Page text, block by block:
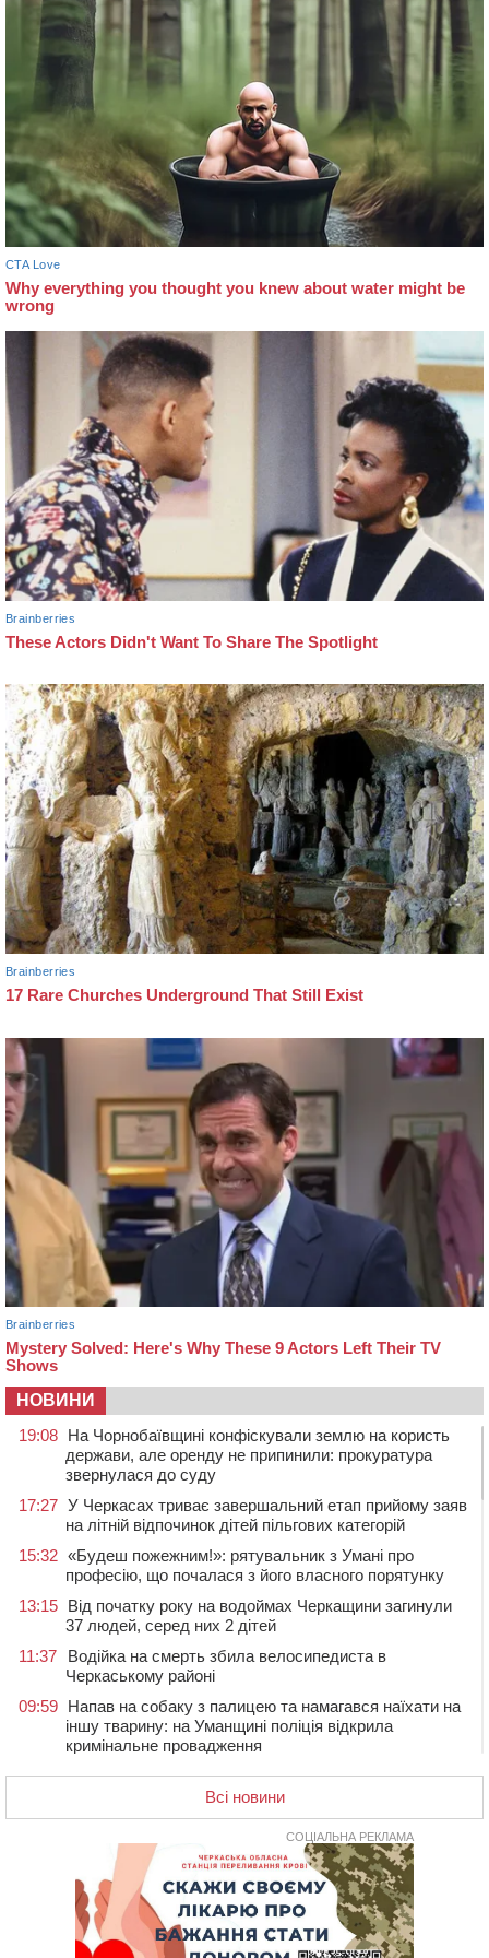
НОВИНИ
19:08 На Чорнобаївщині конфіскували землю на користь
держави, але оренду не припинили: прокуратура
звернулася до суду
17:27 У Черкасах триває завершальний етап прийому заяв
на літній відпочинок дітей пільгових категорій
15:32 «Будеш пожежним!»: рятувальник з Умані про
професію, що почалася з його власного порятунку
13:15 Від початку року на водоймах Черкащини загинули
37 людей, серед них 2 дітей
11:37
Водійка на смерть збила велосипедиста в
Черкаському районі
09:59 Напав на собаку з палицею та намагався наїхати на
іншу тварину: на Уманщині поліція відкрила
кримінальне провадження
08:44 Безкоштовне харчування, укриття та STEM: Черкаси
готують освітню галузь до нового навчального року
Черкаські вершники здобули нагороди української
першості
На Уманщині експосадовицю відділу освіти
судитимуть через завдані бюджету збитки
Всі новини
СОЦІАЛЬНА РЕКЛАМА